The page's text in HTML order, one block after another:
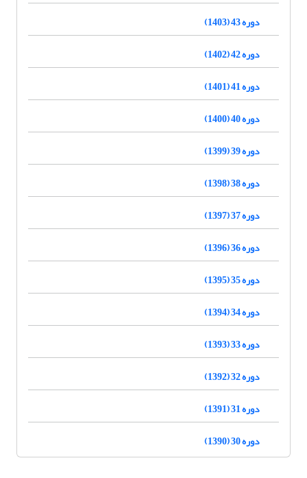
دوره 43 (1403)
دوره 42 (1402)
دوره 41 (1401)
دوره 40 (1400)
دوره 39 (1399)
دوره 38 (1398)
دوره 37 (1397)
دوره 36 (1396)
دوره 35 (1395)
دوره 34 (1394)
دوره 33 (1393)
دوره 32 (1392)
دوره 31 (1391)
دوره 30 (1390)